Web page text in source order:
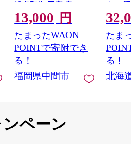
博多和牛 国産 肩ロー
ス バラ モモ 切り落と
し スライス 牛 牛肉 冷
凍 しゃぶしゃぶ すき
焼き すきやき スキヤ
キ 訳あり【014-0019】
13,000 円
たまったWAON
POINTで寄附でき
る！
福岡県中間市
クラ
魚卵
無料
たま
る！
北海
ペーン